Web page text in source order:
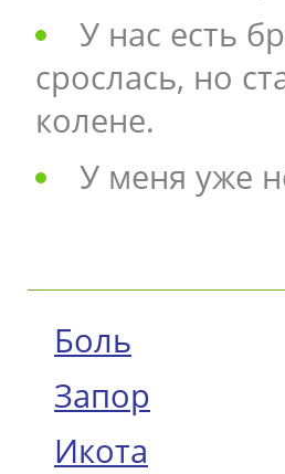
У нас есть
срослась, но
колене.
У меня уже
Боль
Запор
Икота